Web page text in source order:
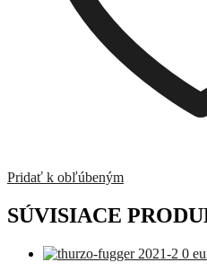
Pridať k obľúbeným
SÚVISIACE